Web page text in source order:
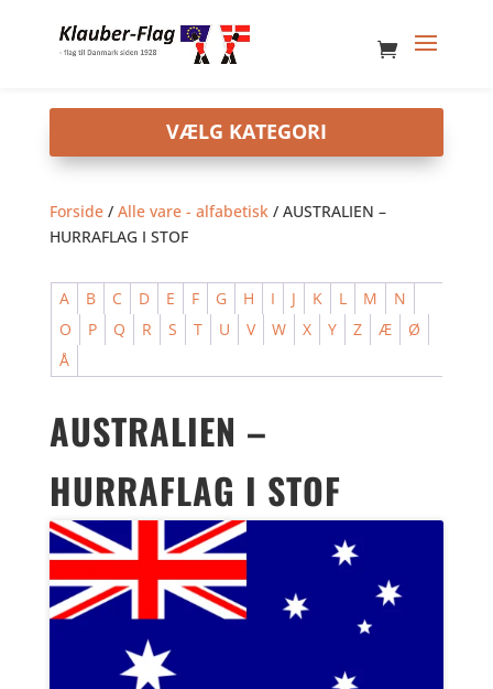
Forside/ Alle vare - alfabetisk/ AUSTRALIEN –
HURRAFLAG I STOF
A B C D E F G H I J K L M
N
O
P Q R S T U V W X Y Z Æ
Ø
Å
AUSTRALIEN –
HURRAFLAG I STOF